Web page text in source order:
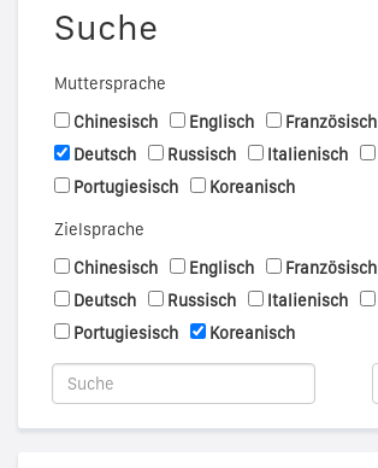
Suche
Muttersprache
Chinesisch
Englisch Französisch
Deutsch
Russisch Italienisch
Portugiesisch
Koreanisch
Zielsprache
Chinesisch
Englisch Französisch
Deutsch
Russisch Italienisch
Portugiesisch
Koreanisch